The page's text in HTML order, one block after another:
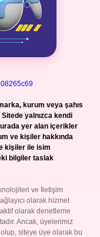
kurum veya şahıs
yalnızca kendi
yer alan içerikler
ve kişiler hakkında
kişiler ile isim
bilgiler taslak
ve İletişim
olarak hizmet
olarak denetleme
Ancak, üyelerimiz
siteye üye olarak bu